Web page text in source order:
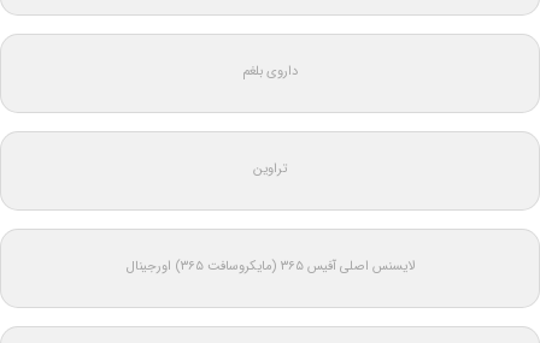
داروی بلغم
تراوین
لایسنس اصلی آفیس ۳۶۵ (مایکروسافت ۳۶۵) اورجینال